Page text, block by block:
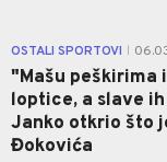
OSTALI SPORTOVI
"Mašu peškirima
loptice, a slave
Janko otkrio što
Đokovića